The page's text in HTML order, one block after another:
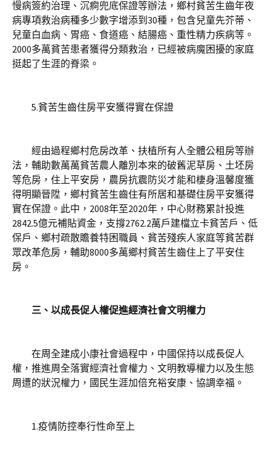
慢病簽約治理、沉痾兜底保證等辦法，鄉村貧苦生齒年夜
病專項救治病種多少數字增添到30種，包含兒童先芥蒂、
兒童白血病、胃癌、食道癌、結腸癌、重性精力疾病等。
2000多萬貧苦患者獲得分類救治，已經被病魔困擾的家庭
挺起了生涯的脊梁。
5.貧苦生齒住房平安獲得實在保證
經由過程鄉村危房改革、扶植所有人全體公租房等辦
法，輔助數萬萬貧苦農人離別本來的破舊泥草房、土坯房
等危房，住上平安房，農房抗震防災才能和棲身溫馨度獲
得明顯晉陞，鄉村貧苦生齒住有所居和基礎住房平安獲得
實在保證。此中，2008年至2020年，中心財務累計投進
2842.5億元補貼資金，支撐2762.2萬戶建檔立卡貧苦戶、低
保戶、鄉村疏散贍養特困職員、貧苦殘疾人家庭等貧苦群
眾改革危房，輔助8000多萬鄉村貧苦生齒住上了平安住
房。
三、以成長促人權促進經濟社會文明權力
在周全建成小康社會過程中，中國保持以成長促人
權，推進周全落實經濟社會權力、文明教導權力以及生態
周遭的狀況權力，國民生涯加倍充裕安康、協調幸福。
1.疫情防控奉行性命至上